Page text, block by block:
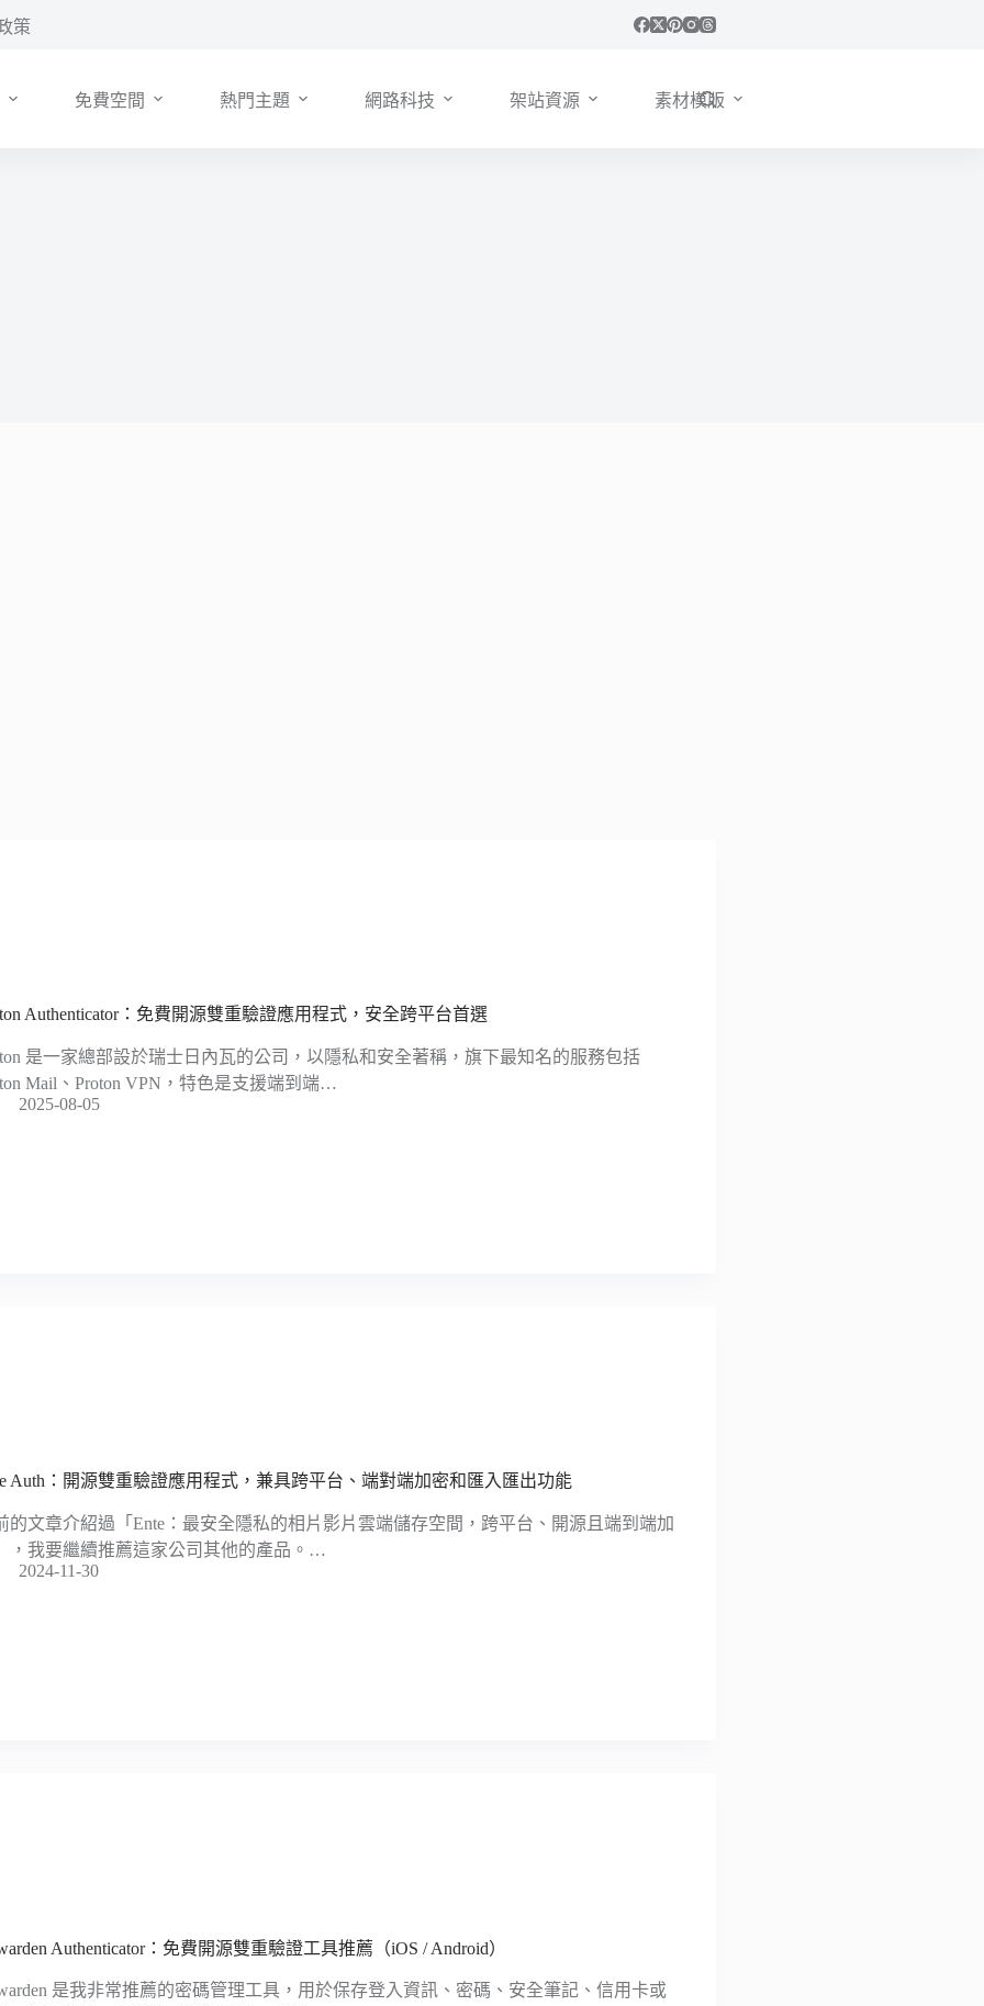
策
免費空間 熱門主題 網路科技 架站資源 素材模版
Authenticator：免費開源雙重驗證應用程式，安全跨平台首選
是一家總部設於瑞士日內瓦的公司，以隱私和安全著稱，旗下最知名的服務包括
Mail、Proton VPN，特色是支援端到端…
2025-08-05
Auth：開源雙重驗證應用程式，兼具跨平台、端對端加密和匯入匯出功能
的文章介紹過「Ente：最安全隱私的相片影片雲端儲存空間，跨平台、開源且端到端加
，我要繼續推薦這家公司其他的產品。…
2024-11-30
Authenticator：免費開源雙重驗證工具推薦（iOS / Android）
是我非常推薦的密碼管理工具，用於保存登入資訊、密碼、安全筆記、信用卡或